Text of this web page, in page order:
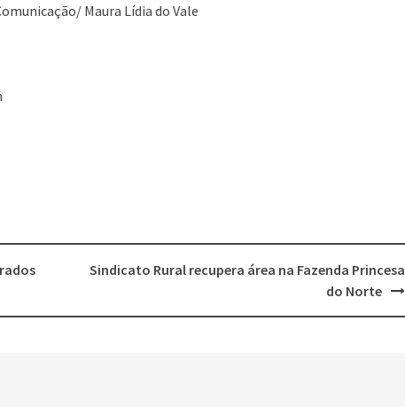
Maura Lídia do Vale
Sindicato Rural recupera área na Fazenda Princesa
do Norte